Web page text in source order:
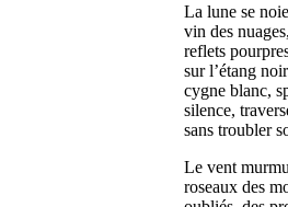
La lune se
vin des
reflets
sur l’étang
cygne blanc,
silence,
sans troubler
Le vent
roseaux des